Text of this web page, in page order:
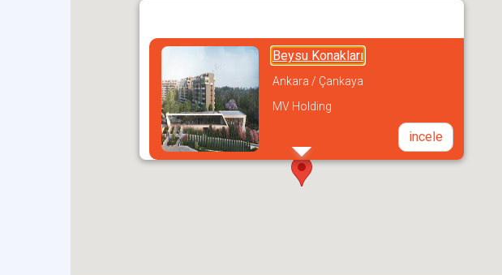
Beysu Konakları
Ankara / Çankaya
MV Holding
incele